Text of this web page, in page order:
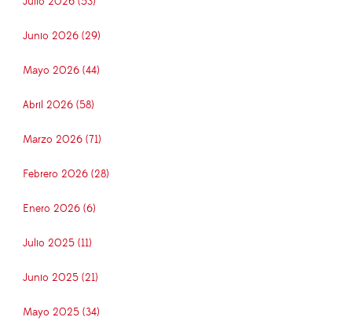
Junio 2026 (29)
Mayo 2026 (44)
Abril 2026 (58)
Marzo 2026 (71)
Febrero 2026 (28)
Enero 2026 (6)
Julio 2025 (11)
Junio 2025 (21)
Mayo 2025 (34)